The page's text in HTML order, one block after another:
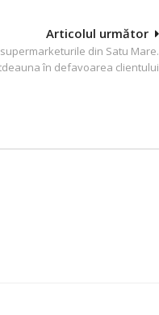
Articolul următor
din Satu Mare.
în defavoarea clientului